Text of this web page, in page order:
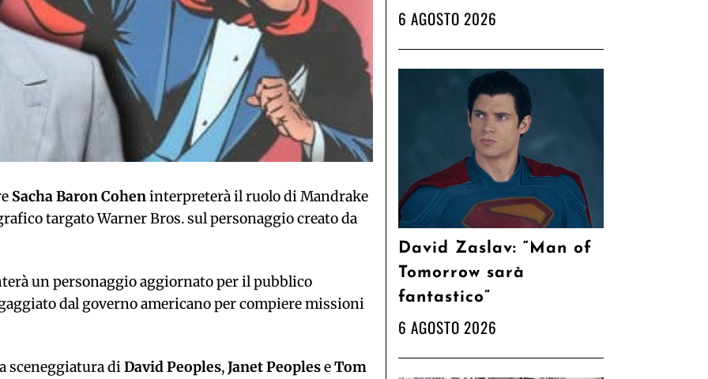
Sacha Baron Coheninterpreterà il ruolo di Mandrake
targato Warner Bros. sul personaggio creato da
un personaggio aggiornato per il pubblico
dal governo americano per compiere missioni
sceneggiatura diDavid Peoples,Janet PeopleseTom
6 AGOSTO 2026
David Zaslav: “Man of
Tomorrow sarà
fantastico”
6 AGOSTO 2026